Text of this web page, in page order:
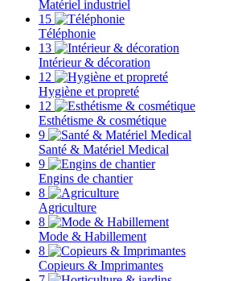
Matériel industriel
15
Téléphonie
13
Intérieur & décoration
12
Hygiène et propreté
12
Esthétisme & cosmétique
9
Santé & Matériel Medical
9
Engins de chantier
8
Agriculture
8
Mode & Habillement
8
Copieurs & Imprimantes